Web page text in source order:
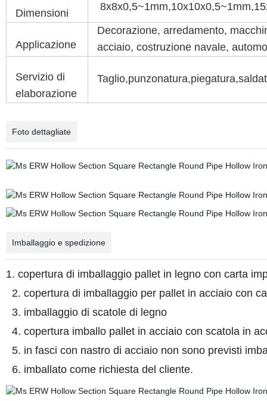
Dimensioni
Applicazione
Decorazione, arredamento,
acciaio, costruzione navale,
Servizio di
elaborazione
Foto dettagliate
Imballaggio e spedizione
1. copertura di imballaggio pallet in legno con carta
2. copertura di imballaggio per pallet in acciaio con
3. imballaggio di scatole di legno
4. copertura imballo pallet in acciaio con scatola in
5. in fasci con nastro di acciaio non sono previsti
6. imballato come richiesta del cliente.